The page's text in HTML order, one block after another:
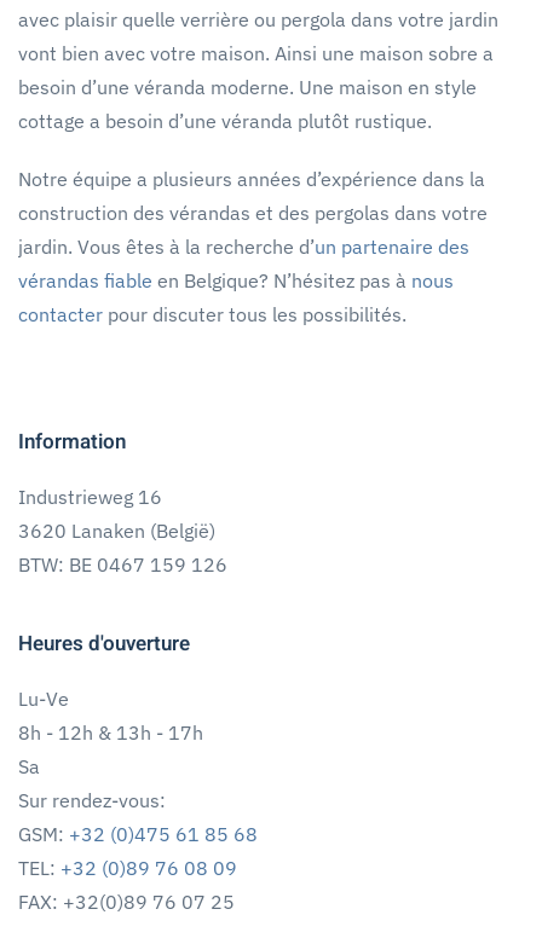
avec plaisir quelle verrière ou pergola dans votre jardin
vont bien avec votre maison. Ainsi une maison sobre a
besoin d’une véranda moderne. Une maison en style
cottage a besoin d’une véranda plutôt rustique.
Notre équipe a plusieurs années d’expérience dans la
construction des vérandas et des pergolas dans votre
jardin. Vous êtes à la recherche d’un partenaire des
vérandas fiable en Belgique? N’hésitez pas à nous
contacter pour discuter tous les possibilités.
Information
Industrieweg 16
3620 Lanaken (België)
BTW: BE 0467 159 126
Heures d'ouverture
Lu-Ve
8h - 12h & 13h - 17h
Sa
Sur rendez-vous:
GSM: +32 (0)475 61 85 68
TEL: +32 (0)89 76 08 09
FAX: +32(0)89 76 07 25